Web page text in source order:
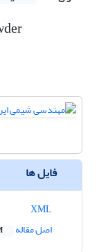
فایل ها
اصل مقاله